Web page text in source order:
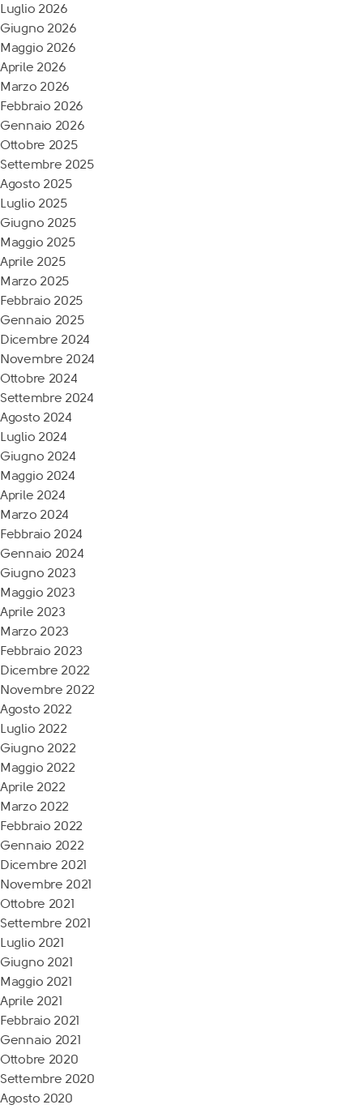
Luglio 2026
Giugno 2026
Maggio 2026
Aprile 2026
Marzo 2026
Febbraio 2026
Gennaio 2026
Ottobre 2025
Settembre 2025
Agosto 2025
Luglio 2025
Giugno 2025
Maggio 2025
Aprile 2025
Marzo 2025
Febbraio 2025
Gennaio 2025
Dicembre 2024
Novembre 2024
Ottobre 2024
Settembre 2024
Agosto 2024
Luglio 2024
Giugno 2024
Maggio 2024
Aprile 2024
Marzo 2024
Febbraio 2024
Gennaio 2024
Giugno 2023
Maggio 2023
Aprile 2023
Marzo 2023
Febbraio 2023
Dicembre 2022
Novembre 2022
Agosto 2022
Luglio 2022
Giugno 2022
Maggio 2022
Aprile 2022
Marzo 2022
Febbraio 2022
Gennaio 2022
Dicembre 2021
Novembre 2021
Ottobre 2021
Settembre 2021
Luglio 2021
Giugno 2021
Maggio 2021
Aprile 2021
Febbraio 2021
Gennaio 2021
Ottobre 2020
Settembre 2020
Agosto 2020